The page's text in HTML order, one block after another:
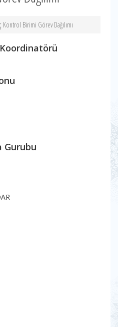
Kontrol Birimi Görev Dağılımı
Gurubu